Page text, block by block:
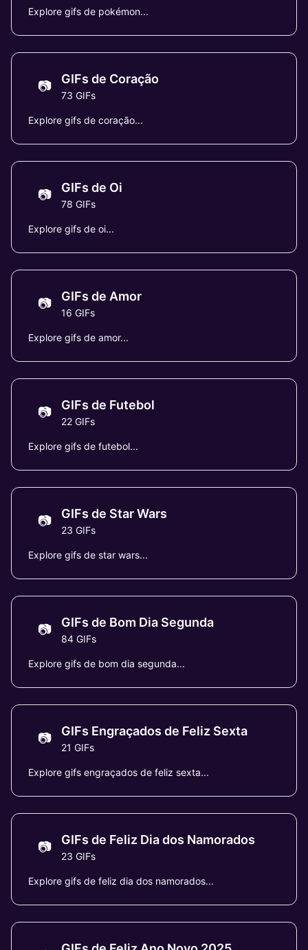
Explore gifs de pokémon...
📷 GIFs de Coração
73 GIFs
Explore gifs de coração...
📷 GIFs de Oi
78 GIFs
Explore gifs de oi...
📷 GIFs de Amor
16 GIFs
Explore gifs de amor...
📷 GIFs de Futebol
22 GIFs
Explore gifs de futebol...
📷 GIFs de Star Wars
23 GIFs
Explore gifs de star wars...
📷 GIFs de Bom Dia Segunda
84 GIFs
Explore gifs de bom dia segunda...
📷 GIFs Engraçados de Feliz Sexta
21 GIFs
Explore gifs engraçados de feliz sexta...
📷 GIFs de Feliz Dia dos Namorados
23 GIFs
Explore gifs de feliz dia dos namorados...